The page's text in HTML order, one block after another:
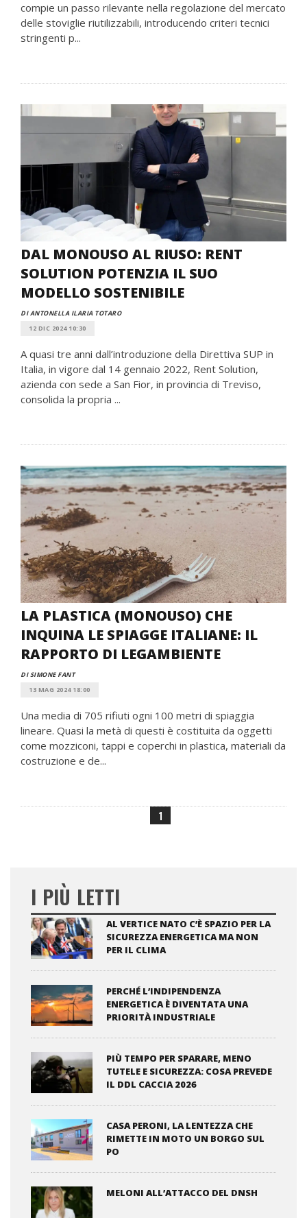
compie un passo rilevante nella regolazione del mercato
delle stoviglie riutilizzabili, introducendo criteri tecnici
stringenti p...
DAL MONOUSO AL RIUSO: RENT
SOLUTION POTENZIA IL SUO
MODELLO SOSTENIBILE
DI ANTONELLA ILARIA TOTARO
12 DIC 2024 10:30
A quasi tre anni dall’introduzione della Direttiva SUP in
Italia, in vigore dal 14 gennaio 2022, Rent Solution,
azienda con sede a San Fior, in provincia di Treviso,
consolida la propria ...
LA PLASTICA (MONOUSO) CHE
INQUINA LE SPIAGGE ITALIANE: IL
RAPPORTO DI LEGAMBIENTE
DI SIMONE FANT
13 MAG 2024 18:00
Una media di 705 rifiuti ogni 100 metri di spiaggia
lineare. Quasi la metà di questi è costituita da oggetti
come mozziconi, tappi e coperchi in plastica, materiali da
costruzione e de...
1
I PIÙ LETTI
AL VERTICE NATO C’È SPAZIO PER LA
SICUREZZA ENERGETICA MA NON
PER IL CLIMA
PERCHÉ L’INDIPENDENZA
ENERGETICA È DIVENTATA UNA
PRIORITÀ INDUSTRIALE
PIÙ TEMPO PER SPARARE, MENO
TUTELE E SICUREZZA: COSA PREVEDE
IL DDL CACCIA 2026
CASA PERONI, LA LENTEZZA CHE
RIMETTE IN MOTO UN BORGO SUL
PO
MELONI ALL’ATTACCO DEL DNSH